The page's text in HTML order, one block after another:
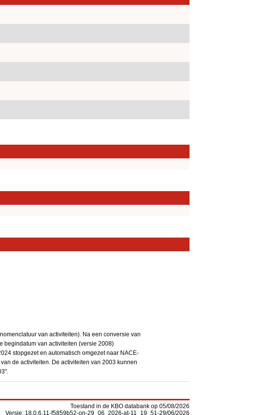
van activiteiten). Na een conversie van
begindatum van activiteiten (versie 2008)
stopgezet en automatisch omgezet naar NACE-
de activiteiten. De activiteiten van 2003 kunnen
Toestand in de KBO databank op 05/08/2026
Versie: 18.0.6.11-f5859b52-on-29_06_2026-at-11_19_51-29/06/2026